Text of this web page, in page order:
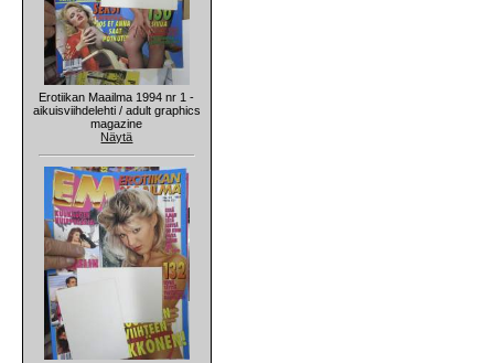
Erotiikan Maailma 1994 nr 1 -
aikuisviihdelehti / adult graphics
magazine
Näytä